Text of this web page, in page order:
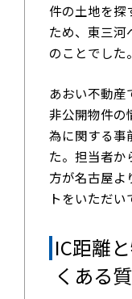
件の土地を探
ため、東三河
のことでした。
あおい不動産
非公開物件の
為に関する事
た。担当者か
方が名古屋よ
トをいただい
IC距離
くある